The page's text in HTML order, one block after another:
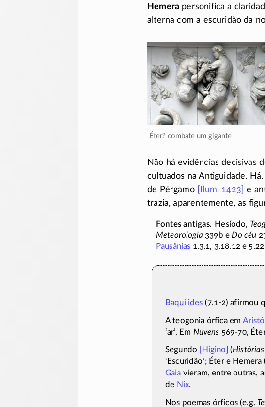
Hemera personifica a
alterna com a escuridão da
Éter? combate um gigante
Não há evidências decisivas
cultuados na Antiguidade.
de Pérgamo
[Ilum. 1423]
e
trazia, aparentemente, as
Hesíodo,
Meteorologia 339b e Do céu
Pausânias 1.3.1, 3.18.12 e
Baquílides (7.1-2) afirmou
A teogonia órfica em
‘ar’. Em Nuvens 569-70,
Segundo Higino ] (Histórias
‘Escuridão’; Éter e
Gaia vieram, entre outras,
de Nix.
Nos poemas órficos (e.g.